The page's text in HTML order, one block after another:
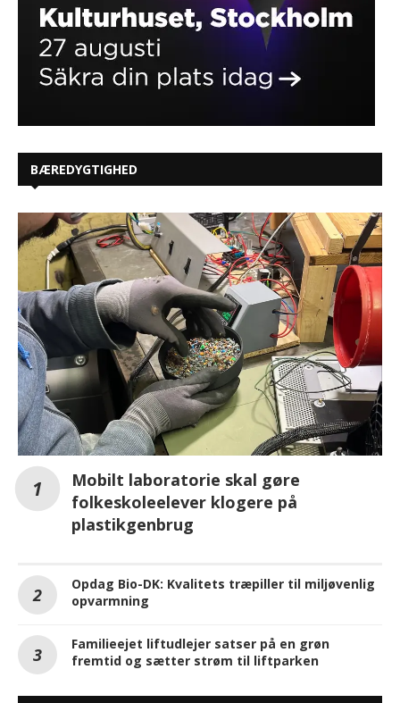
BÆREDYGTIGHED
Mobilt laboratorie skal gøre
folkeskoleelever klogere på
plastikgenbrug
Opdag Bio-DK: Kvalitets træpiller til miljøvenlig
opvarmning
Familieejet liftudlejer satser på en grøn
fremtid og sætter strøm til liftparken